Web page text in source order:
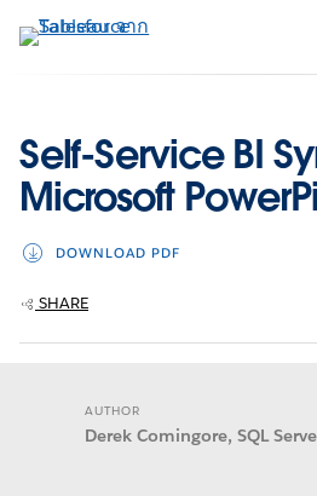
ไป
Self-Service BI
Microsoft
DOWNLOAD PDF
SHARE
AUTHOR
Derek Comingore, SQL